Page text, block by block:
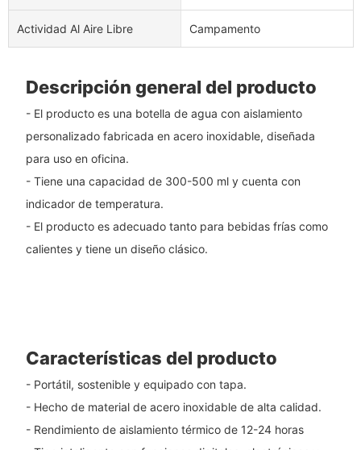
Actividad Al Aire Libre Campamento
Descripción general del producto
- El producto es una botella de agua con aislamiento
personalizado fabricada en acero inoxidable, diseñada
para uso en oficina.
- Tiene una capacidad de 300-500 ml y cuenta con
indicador de temperatura.
- El producto es adecuado tanto para bebidas frías como
calientes y tiene un diseño clásico.
Características del producto
- Portátil, sostenible y equipado con tapa.
- Hecho de material de acero inoxidable de alta calidad.
- Rendimiento de aislamiento térmico de 12-24 horas